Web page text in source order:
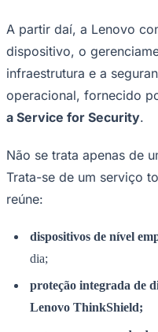
São Paulo
A partir daí, a Lenovo
dispositivo, o
infraestrutura e a
operacional, fornecido
a Service for Security.
Não se trata apenas de
Trata-se de um serviço
reúne:
dispositivos de nível
dia;
proteção integrada de
Lenovo ThinkShield;